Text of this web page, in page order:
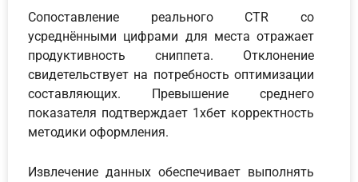
Сопоставление реального CTR со
усреднёнными цифрами для места отражает
продуктивность сниппета. Отклонение
свидетельствует на потребность оптимизации
составляющих. Превышение среднего
показателя подтверждает 1хбет корректность
методики оформления.
Извлечение данных обеспечивает выполнять